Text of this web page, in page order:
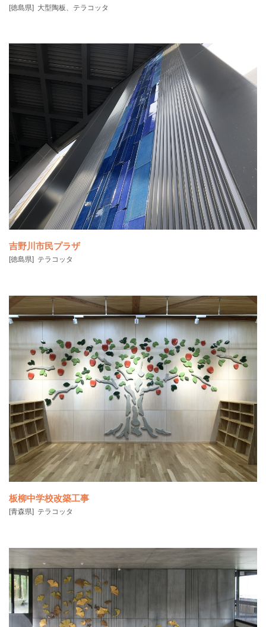
[徳島県] 大型陶板、テラコッタ
吉野川の雄大な流れをイメージし、徳島を象徴する藍、しじら織など
の要素を取り入れ、
吉野川市民プラザ
[徳島県] テラコッタ
板柳中学校改築工事
[青森県] テラコッタ